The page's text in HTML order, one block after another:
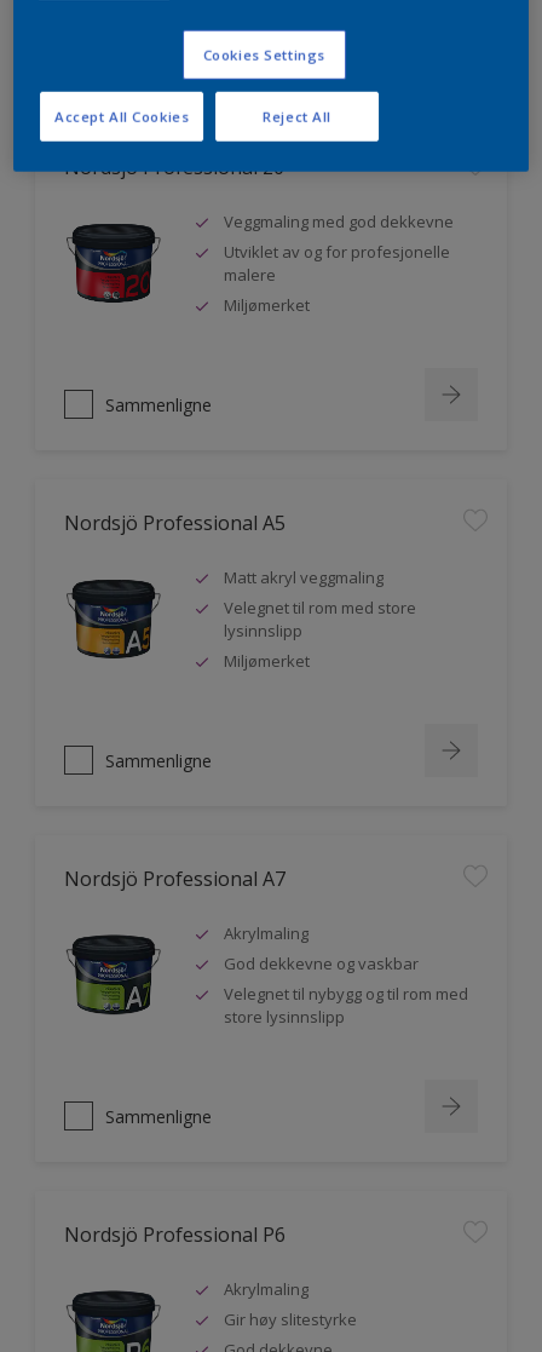
Sammenligne
Nordsjö Professional 20
Veggmaling med god dekkevne
Utviklet av og for profesjonelle
malere
Miljømerket
Sammenligne
Nordsjö Professional A5
Matt akryl veggmaling
Velegnet til rom med store
lysinnslipp
Miljømerket
Sammenligne
Nordsjö Professional A7
Akrylmaling
God dekkevne og vaskbar
Velegnet til nybygg og til rom med
store lysinnslipp
Sammenligne
Nordsjö Professional P6
Akrylmaling
Gir høy slitestyrke
Cookies Settings
Reject All
Accept All Cookies